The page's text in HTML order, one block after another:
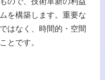
を構築します。重要な
はなく、時間的・空間
とです。